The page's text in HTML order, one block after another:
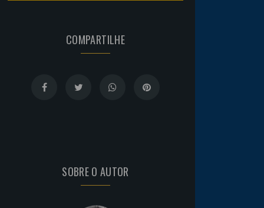
COMPARTILHE
SOBRE O AUTOR